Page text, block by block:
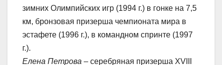
зимних Олимпийских игр (1994 г.) в гонке на 7,5
км, бронзовая призерша чемпионата мира в
эстафете (1996 г.), в командном спринте (1997
г.).
Елена Петрова – серебряная призерша XVIII